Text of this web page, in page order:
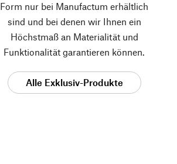
Form nur bei Manufactum erhältlich
sind und bei denen wir Ihnen ein
Höchstmaß an Materialität und
Funktionalität garantieren können.
Alle Exklusiv-Produkte